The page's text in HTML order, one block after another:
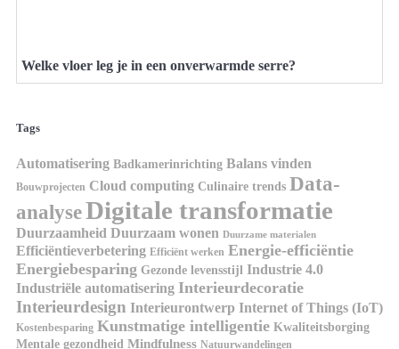
Welke vloer leg je in een onverwarmde serre?
Tags
Automatisering Badkamerinrichting Balans vinden
Bouwprojecten Cloud computing Culinaire trends Data-
analyseDigitale transformatie
Duurzaamheid Duurzaam wonen Duurzame materialen
Efficiëntieverbetering Efficiënt werken Energie-efficiëntie
Energiebesparing Gezonde levensstijl Industrie 4.0
Industriële automatisering Interieurdecoratie
Interieurdesign Interieurontwerp Internet of Things (IoT)
Kostenbesparing Kunstmatige intelligentie Kwaliteitsborging
Mentale gezondheid Mindfulness Natuurwandelingen